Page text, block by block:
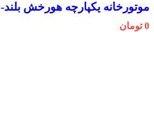
موتورخانه یکپارچه هورخش بلند- ۴ پره
0 تومان